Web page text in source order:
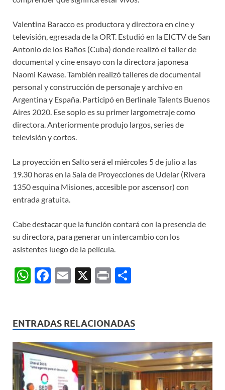
Valentina Baracco es productora y directora en cine y
televisión, egresada de la ORT. Estudió en la EICTV de San
Antonio de los Baños (Cuba) donde realizó el taller de
documental y cine ensayo con la directora japonesa
Naomi Kawase. También realizó talleres de documental
personal y construcción de personaje y archivo en
Argentina y España. Participó en Berlinale Talents Buenos
Aires 2020. Ese soplo es su primer largometraje como
directora. Anteriormente produjo largos, series de
televisión y cortos.
La proyección en Salto será el miércoles 5 de julio a las
19.30 horas en la Sala de Proyecciones de Udelar (Rivera
1350 esquina Misiones, accesible por ascensor) con
entrada gratuita.
Cabe destacar que la función contará con la presencia de
su directora, para generar un intercambio con los
asistentes luego de la película.
W
s
A
p
p
F
b
o
o
k
E
X
P
p
ar
ti
r
ENTRADAS RELACIONADAS